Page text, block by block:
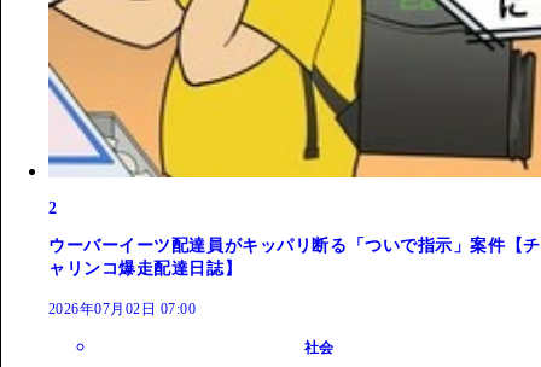
2
ウーバーイーツ配達員がキッパリ断る「ついで指示」案件【チ
ャリンコ爆走配達日誌】
2026年07月02日 07:00
社会